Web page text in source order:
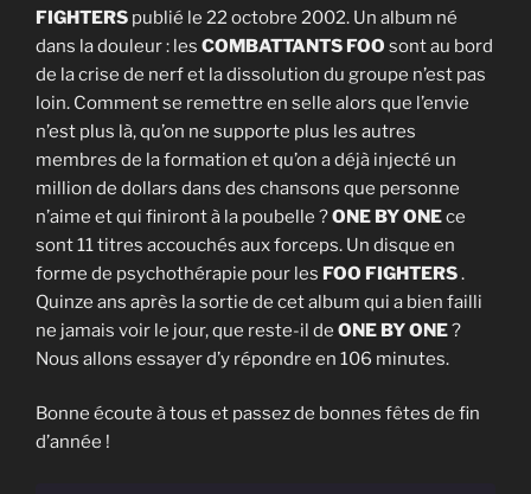
FIGHTERS publié le 22 octobre 2002. Un album né
dans la douleur : les COMBATTANTS FOO sont au bord
de la crise de nerf et la dissolution du groupe n’est pas
loin. Comment se remettre en selle alors que l’envie
n’est plus là, qu’on ne supporte plus les autres
membres de la formation et qu’on a déjà injecté un
million de dollars dans des chansons que personne
n’aime et qui finiront à la poubelle ?ONE BY ONEce
sont 11 titres accouchés aux forceps. Un disque en
forme de psychothérapie pour les FOO FIGHTERS.
Quinze ans après la sortie de cet album qui a bien failli
ne jamais voir le jour, que reste-il de ONE BY ONE?
Nous allons essayer d’y répondre en 106 minutes.
Bonne écoute à tous et passez de bonnes fêtes de fin
d’année !